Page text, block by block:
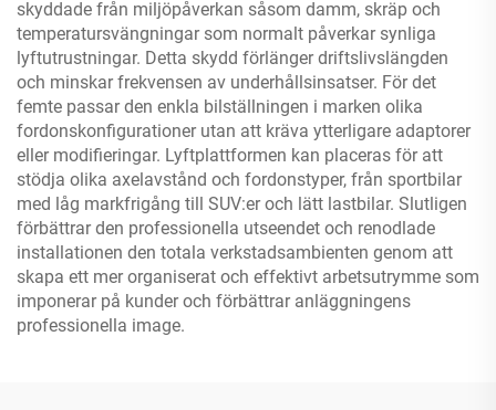
skyddade från miljöpåverkan såsom damm, skräp och
temperatursvängningar som normalt påverkar synliga
lyftutrustningar. Detta skydd förlänger driftslivslängden
och minskar frekvensen av underhållsinsatser. För det
femte passar den enkla bilställningen i marken olika
fordonskonfigurationer utan att kräva ytterligare adaptorer
eller modifieringar. Lyftplattformen kan placeras för att
stödja olika axelavstånd och fordonstyper, från sportbilar
med låg markfrigång till SUV:er och lätt lastbilar. Slutligen
förbättrar den professionella utseendet och renodlade
installationen den totala verkstadsambienten genom att
skapa ett mer organiserat och effektivt arbetsutrymme som
imponerar på kunder och förbättrar anläggningens
professionella image.